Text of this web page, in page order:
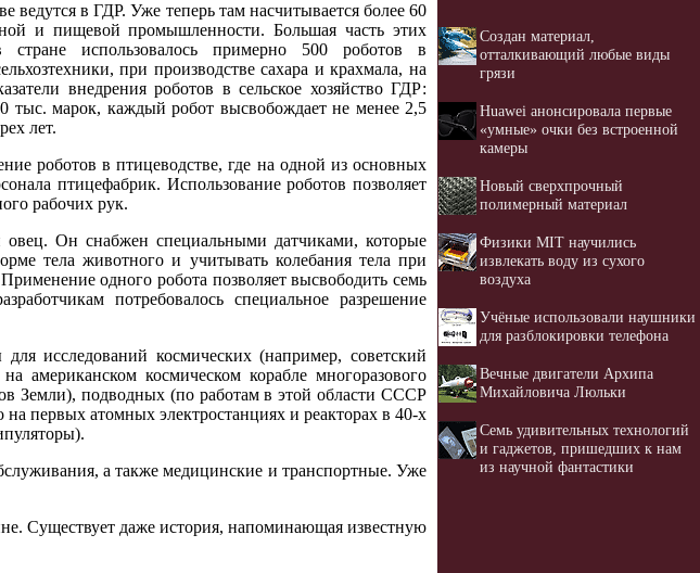
ведутся в ГДР. Уже теперь там насчитывается более 60
и пищевой промышленности. Большая часть этих
использовалось примерно 500 роботов в
при производстве сахара и крахмала, на
внедрения роботов в сельское хозяйство ГДР:
тыс. марок, каждый робот высвобождает не менее 2,5
лет.
роботов в птицеводстве, где на одной из основных
птицефабрик. Использование роботов позволяет
рабочих рук.
Он снабжен специальными датчиками, которые
тела животного и учитывать колебания тела при
одного робота позволяет высвободить семь
потребовалось специальное разрешение
исследований космических (например, советский
космическом корабле многоразового
Земли), подводных (по работам в этой области СССР
первых атомных электростанциях и реакторах в 40-х
а также медицинские и транспортные. Уже
Существует даже история, напоминающая известную
Создан материал,
отталкивающий любые виды
грязи
Huawei анонсировала первые
«умные» очки без встроенной
камеры
Новый сверхпрочный
полимерный материал
Физики MIT научились
извлекать воду из сухого
воздуха
Учёные использовали наушники
для разблокировки телефона
Вечные двигатели Архипа
Михайловича Люльки
Семь удивительных технологий
и гаджетов, пришедших к нам
из научной фантастики